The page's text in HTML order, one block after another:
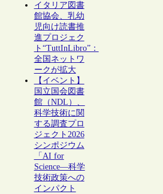
イタリア図書
館協会、乳幼
児向け読書推
進プロジェク
ト“TuttInLibro”：
全国ネットワ
ークが拡大
【イベント】
国立国会図書
館（NDL）、
科学技術に関
する調査プロ
ジェクト2026
シンポジウム
「AI for
Science―科学
技術政策への
インパクト